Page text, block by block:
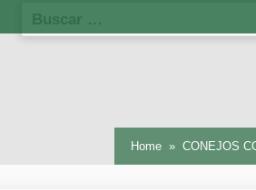
Home CONEJOS